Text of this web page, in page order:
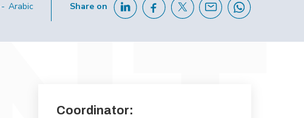
Arabic Share on
Coordinator: